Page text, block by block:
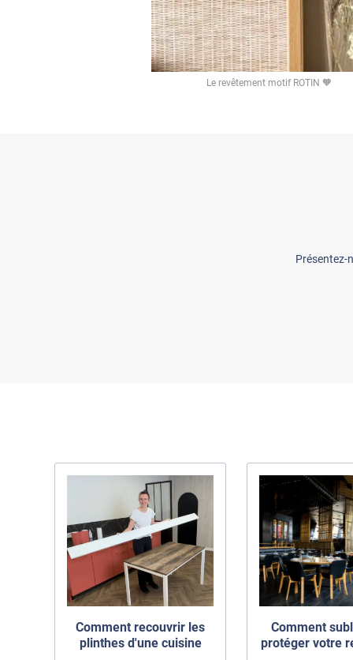
Le revêtement motif ROTIN 🧡
Présentez-
Comment recouvrir les
plinthes d'une cuisine
Comment
protéger votre